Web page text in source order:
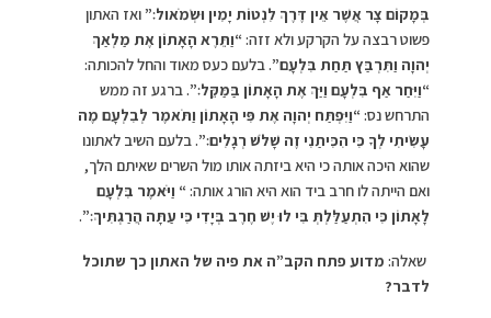
בְּמָקוֹם צָר אֲשֶׁר אֵין דֶּרֶךְ לִנְטוֹת יָמִין וּשְׂמֹאול׃”ואז האתון
פשוט רבצה על הקרקע ולא זזה:“וַתֵּרֶא הָאָתוֹן אֶת מַלְאַךְ
יְהוָה וַתִּרְבַּץ תַּחַת בִּלְעָם”. בלעם כעס מאוד והחל להכותה:
“וַיִּחַר אַף בִּלְעָם וַיַּךְ אֶת הָאָתוֹן בַּמַּקֵּל׃”. ברגע זה ממש
התרחש נס:“וַיִּפְתַּח יְהוָה אֶת פִּי הָאָתוֹן וַתֹּאמֶר לְבִלְעָם מֶה
עָשִׂיתִי לְךָ כִּי הִכִּיתַנִי זֶה שָׁלֹשׁ רְגָלִים׃”. בלעם השיב לאתונו
שהוא היכה אותה כי היא ביזתה אותו מול השרים שאיתם הלך,
ואם הייתה לו חרב ביד הוא היא הורג אותה:“ וַיֹּאמֶר בִּלְעָם
לָאָתוֹן כִּי הִתְעַלַּלְתְּ בִּי לוּ יֶשׁ חֶרֶב בְּיָדִי כִּי עַתָּה הֲרַגְתִּיךְ׃”.
שאלה: מדוע פתח הקב”ה את פיה של האתון כך שתוכל
לדבר?